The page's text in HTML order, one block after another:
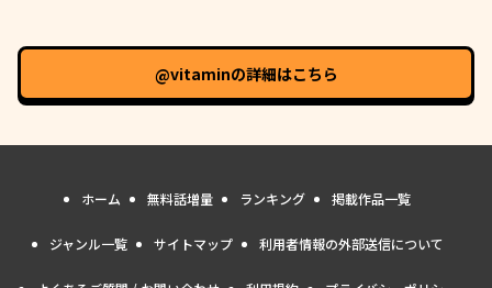
@vitaminの詳細はこちら
ホーム 無料話増量 ランキング 掲載作品一覧
ジャンル一覧 サイトマップ 利用者情報の外部送信について